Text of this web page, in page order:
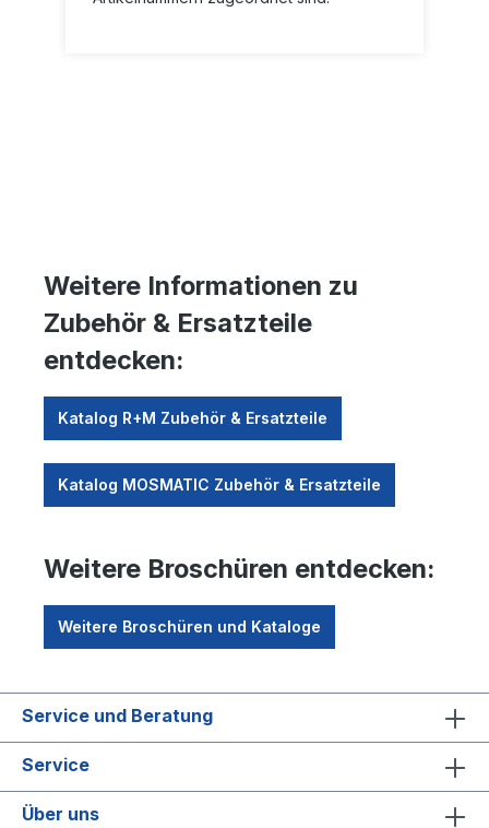
Weitere Informationen zu
Zubehör & Ersatzteile
entdecken:
Katalog R+M Zubehör & Ersatzteile
Katalog MOSMATIC Zubehör & Ersatzteile
Weitere Broschüren entdecken:
Weitere Broschüren und Kataloge
Service und Beratung
Service
Über uns